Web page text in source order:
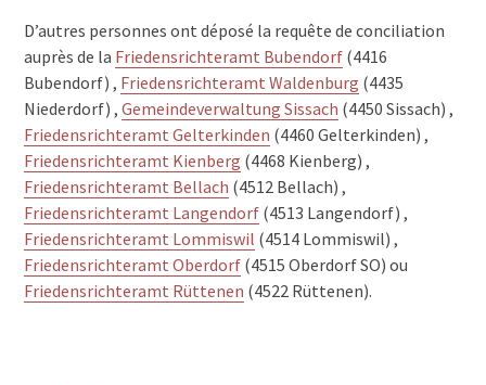
D’autres personnes ont déposé la requête de conciliation
auprès de la Friedensrichteramt Bubendorf (4416
Bubendorf) , Friedensrichteramt Waldenburg (4435
Niederdorf) ,Gemeindeverwaltung Sissach (4450 Sissach) ,
Friedensrichteramt Gelterkinden (4460 Gelterkinden) ,
Friedensrichteramt Kienberg (4468 Kienberg) ,
Friedensrichteramt Bellach (4512 Bellach) ,
Friedensrichteramt Langendorf (4513 Langendorf) ,
Friedensrichteramt Lommiswil (4514 Lommiswil) ,
Friedensrichteramt Oberdorf (4515 Oberdorf SO) ou
Friedensrichteramt Rüttenen (4522 Rüttenen).